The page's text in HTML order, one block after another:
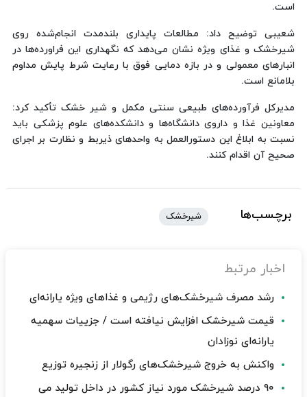
است.
شعیبی توضیح داد: مطالعات پایداری بلندمدت انجام‌شده روی
شیرخشک و غذای ویژه نشان می‌دهد که نگهداری این فراورده‌ها در
انبارهای معمولی و در بازه دمایی فوق با رعایت شرط پایش مداوم
بلامانع است.
مدیرکل فرآورده‌های طبیعی سنتی مکمل و شیر خشک تأکید کرد:
معاونین غذا و داروی دانشگاه‌ها و دانشکده‌های علوم پزشکی باید
نسبت به ابلاغ این دستورالعمل به واحدهای ذیربط و نظارت بر اجرای
صحیح آن اقدام کنند.
برچسب‌ها شیرخشک
اخبار مرتبط
رشد مصرف شیرخشک‌های رژیمی و غذاهای ویژه یارانه‌ای
قیمت شیرخشک افزایش نیافته است / جزییات سهمیه
یارانه‌ای نوزادان
واکنش به خروج شیرخشک‌های رگولار از زنجیره توزیع
۹۰ درصد شیرخشک مورد نیاز کشور در داخل تولید می